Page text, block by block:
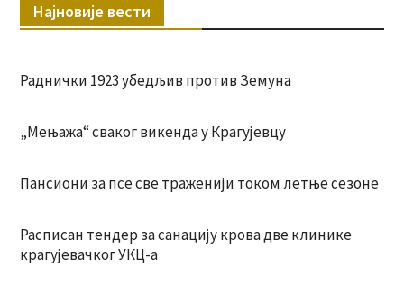
Најновије вести
Раднички 1923 убедљив против Земуна
„Мењажа“ сваког викенда у Крагујевцу
Пансиони за псе све траженији током летње сезоне
Расписан тендер за санацију крова две клинике
крагујевачког УКЦ-а